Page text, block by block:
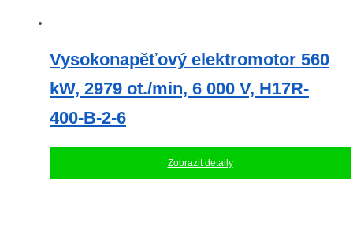
Vysokonapěťový elektromotor 560
kW, 2979 ot./min, 6 000 V, H17R-
400-B-2-6
Zobrazit detaily